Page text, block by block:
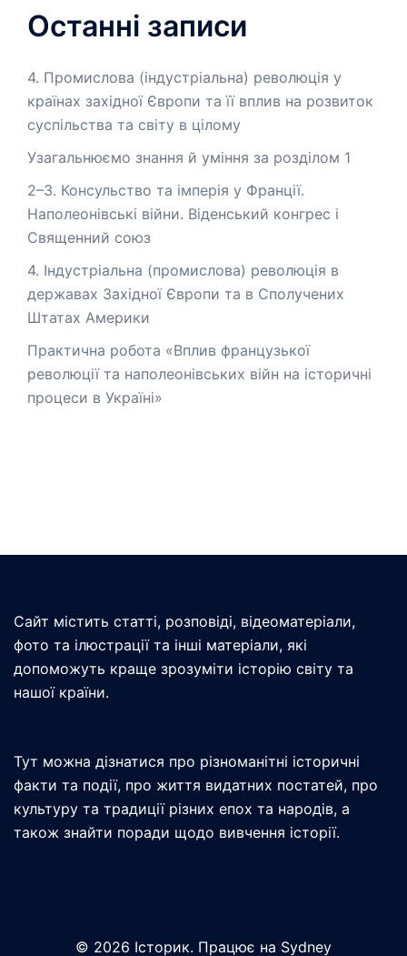
Останні записи
4. Промислова (індустріальна) революція у
країнах західної Європи та її вплив на розвиток
суспільства та світу в цілому
Узагальнюємо знання й уміння за розділом 1
2–3. Консульство та імперія у Франції.
Наполеонівські війни. Віденський конгрес і
Священний союз
4. Індустріальна (промислова) революція в
державах Західної Європи та в Сполучених
Штатах Америки
Практична робота «Вплив французької
революції та наполеонівських війн на історичні
процеси в Україні»
Сайт містить статті, розповіді, відеоматеріали,
фото та ілюстрації та інші матеріали, які
допоможуть краще зрозуміти історію світу та
нашої країни.
Тут можна дізнатися про різноманітні історичні
факти та події, про життя видатних постатей, про
культуру та традиції різних епох та народів, а
також знайти поради щодо вивчення історії.
© 2026 Історик. Працює на Sydney